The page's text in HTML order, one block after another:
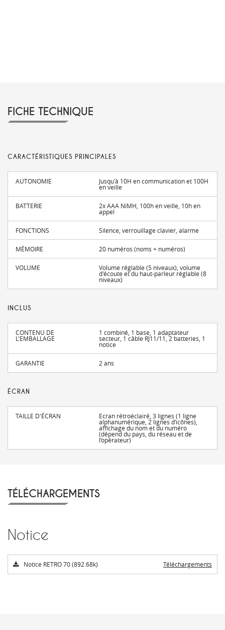
FICHE TECHNIQUE
CARACTÉRISTIQUES PRINCIPALES
AUTONOMIE Jusqu'à 10H en communication et 100H
en veille
BATTERIE 2x AAA NiMH, 100h en veille, 10h en
appel
FONCTIONS Silence, verrouillage clavier, alarme
MÉMOIRE 20 numéros (noms + numéros)
VOLUME Volume réglable (5 niveaux), volume
d'écoute et du haut-parleur réglable (8
niveaux)
INCLUS
CONTENU DE
L'EMBALLAGE
1 combiné, 1 base, 1 adaptateur
secteur, 1 câble RJ11/11, 2 batteries, 1
notice
GARANTIE 2 ans
ÉCRAN
TAILLE D'ÉCRAN Ecran rétroéclairé, 3 lignes (1 ligne
alphanumérique, 2 lignes d’icônes),
affichage du nom et du numéro
(dépend du pays, du réseau et de
l’opérateur)
TÉLÉCHARGEMENTS
Notice
Notice RETRO 70 (892.68k) Téléchargements